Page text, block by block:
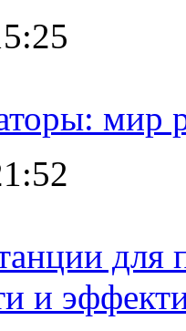
мир
для
и